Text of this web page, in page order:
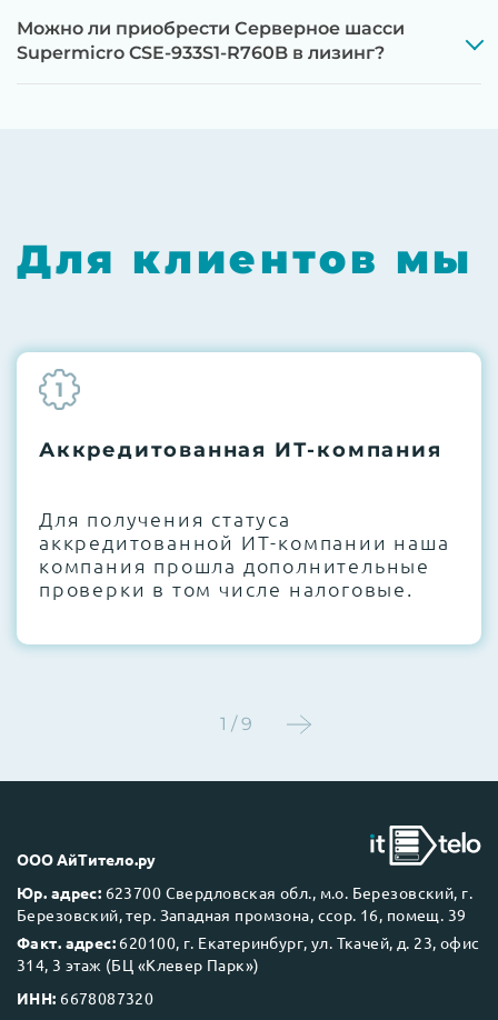
Этап 2:Обновление прошивок BIOS, RAID-
контроллеров, iLO/iDRAC и сетевых
Этап 3:
термоинтерфейсов, замена батареек
Этап 4:Стресс-тестирование под 100%
нагрузкой в течение 72 часов для
проверки стабильности всех подсистем
Next Business Day (NBD)
Можно ли приобрести Серверное шасси
Supermicro CSE-933S1-R760B в лизинг?
Для клиентов мы
1
Аккредитованная ИТ-компания
Для получения статуса
аккредитованной ИТ-компании наша
компания прошла дополнительные
проверки в том числе налоговые.
1 / 9
ООО АйТитело.ру
Юр. адрес: 623700 Свердловская обл., м.о. Березовский, г.
Березовский, тер. Западная промзона, ссор. 16, помещ. 39
Факт. адрес: 620100, г. Екатеринбург, ул. Ткачей, д. 23, офис
314, 3 этаж (БЦ «Клевер Парк»)
ИНН: 6678087320